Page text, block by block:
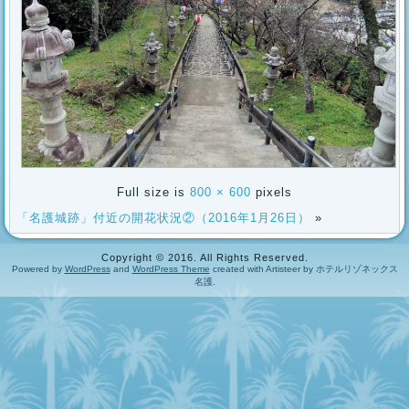
Full size is 800 × 600 pixels
「名護城跡」付近の開花状況②（2016年1月26日）
»
Copyright © 2016. All Rights Reserved.
Powered by WordPressand WordPress Theme created with Artisteer by ホテルリゾネックス
名護.